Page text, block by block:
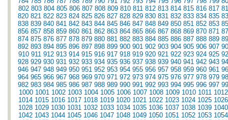
802 803 804 805 806 807 808 809 810 811 812 813 814 815 816 817
820 821 822 823 824 825 826 827 828 829 830 831 832 833 834 835
838 839 840 841 842 843 844 845 846 847 848 849 850 851 852 853
856 857 858 859 860 861 862 863 864 865 866 867 868 869 870 871
874 875 876 877 878 879 880 881 882 883 884 885 886 887 888 889
892 893 894 895 896 897 898 899 900 901 902 903 904 905 906 907
910 911 912 913 914 915 916 917 918 919 920 921 922 923 924 925
928 929 930 931 932 933 934 935 936 937 938 939 940 941 942 943
946 947 948 949 950 951 952 953 954 955 956 957 958 959 960 961
964 965 966 967 968 969 970 971 972 973 974 975 976 977 978 979
982 983 984 985 986 987 988 989 990 991 992 993 994 995 996 997
1000 1001 1002 1003 1004 1005 1006 1007 1008 1009 1010 1011 1012
1014 1015 1016 1017 1018 1019 1020 1021 1022 1023 1024 1025 1026
1028 1029 1030 1031 1032 1033 1034 1035 1036 1037 1038 1039 1040
1042 1043 1044 1045 1046 1047 1048 1049 1050 1051 1052 1053 1054